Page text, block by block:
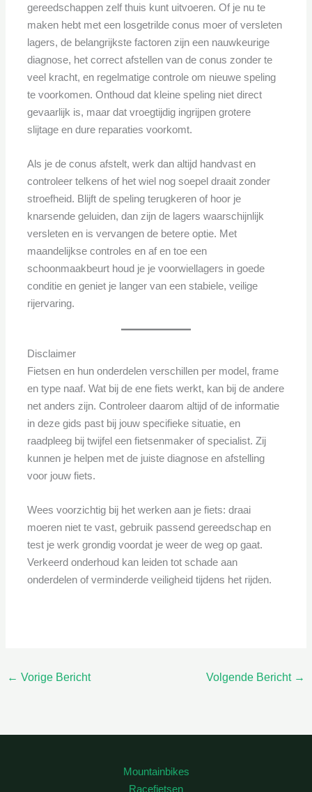
gereedschappen zelf thuis kunt uitvoeren. Of je nu te
maken hebt met een losgetrilde conus moer of versleten
lagers, de belangrijkste factoren zijn een nauwkeurige
diagnose, het correct afstellen van de conus zonder te
veel kracht, en regelmatige controle om nieuwe speling
te voorkomen. Onthoud dat kleine speling niet direct
gevaarlijk is, maar dat vroegtijdig ingrijpen grotere
slijtage en dure reparaties voorkomt.
Als je de conus afstelt, werk dan altijd handvast en
controleer telkens of het wiel nog soepel draait zonder
stroefheid. Blijft de speling terugkeren of hoor je
knarsende geluiden, dan zijn de lagers waarschijnlijk
versleten en is vervangen de betere optie. Met
maandelijkse controles en af en toe een
schoonmaakbeurt houd je je voorwiellagers in goede
conditie en geniet je langer van een stabiele, veilige
rijervaring.
Disclaimer
Fietsen en hun onderdelen verschillen per model, frame
en type naaf. Wat bij de ene fiets werkt, kan bij de andere
net anders zijn. Controleer daarom altijd of de informatie
in deze gids past bij jouw specifieke situatie, en
raadpleeg bij twijfel een fietsenmaker of specialist. Zij
kunnen je helpen met de juiste diagnose en afstelling
voor jouw fiets.
Wees voorzichtig bij het werken aan je fiets: draai
moeren niet te vast, gebruik passend gereedschap en
test je werk grondig voordat je weer de weg op gaat.
Verkeerd onderhoud kan leiden tot schade aan
onderdelen of verminderde veiligheid tijdens het rijden.
← Vorige Bericht Volgende Bericht →
Mountainbikes
Racefietsen